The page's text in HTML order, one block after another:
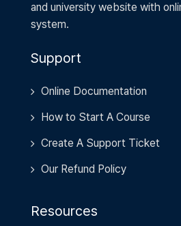
and university website with
system.
Support
Online Documentation
How to Start A Course
Create A Support Ticket
Our Refund Policy
Resources